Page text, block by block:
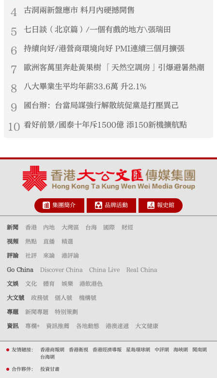
4 古洞兩新盤應市 料月內硬撼開售
5 七日談（北京篇）/一個有戲的地方\張瑞田
6 持續向好/港營商環境向好 PMI連續三個月擴張
7 歐洲客萬里奔赴黃果樹 「天然空調房」引爆避暑熱潮
8 八大畢業生平均年薪33.6萬 升2.1%
9 國台辦：台當局謀強行解散統促黨是打壓異己
10 看好前景/國泰十年斥1500億 添150新機擴航點
集團簡介 品牌活動 報史館
新聞 香港 內地 大灣區 台海 國際 財經
視頻 熱點 直播 精選
評論 社評 來論 港評論
Go China Discover China China Live Real China
文娛 文化 體育 娛樂 港飲港色
大文號 政務號 個人號 機構號
專題 新聞專題 特別策劃
資訊 專欄+ 資訊推薦 各地動態 港澳速遞 大文健康
友情鏈接： 香港商報網 香港衛視 香港經濟導報 星島環球網 中評網 海峽網
閩南網
台海網
合作夥伴： 投資甘肅